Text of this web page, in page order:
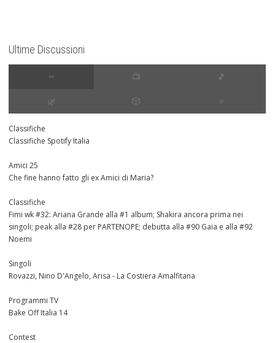
Ultime Discussioni
∞ 📺 🎵
🌿 🎲 ⭐️
Classifiche
Classifiche Spotify Italia
Amici 25
Che fine hanno fatto gli ex Amici di Maria?
Classifiche
Fimi wk #32: Ariana Grande alla #1 album; Shakira ancora prima nei
singoli; peak alla #28 per PARTENOPE; debutta alla #90 Gaia e alla #92
Noemi
Singoli
Rovazzi, Nino D'Angelo, Arisa - La Costiera Amalfitana
Programmi TV
Bake Off Italia 14
Contest